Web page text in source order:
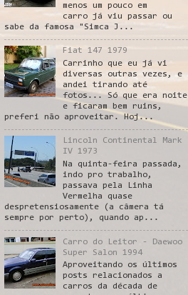
menos um pouco em
carro já viu passar ou
sabe da famosa "Simca J...
Fiat 147 1979
Carrinho que eu já vi
diversas outras vezes, e
andei tirando até
fotos... Só que era noite
e ficaram bem ruins,
preferi não aproveitar. Hoj...
Lincoln Continental Mark
IV 1973
Na quinta-feira passada,
indo pro trabalho,
passava pela Linha
Vermelha quase
despretensiosamente (a câmera tá
sempre por perto), quando ap...
Carro do Leitor - Daewoo
Super Salon 1994
Aproveitando os últimos
posts relacionados a
carros da década de